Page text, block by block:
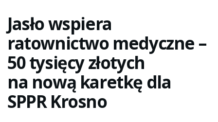
Jasło wspiera
ratownictwo medyczne –
50 tysięcy złotych
na nową karetkę dla
SPPR Krosno